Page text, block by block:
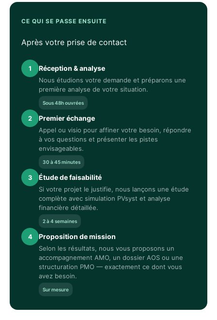
CE QUI SE PASSE ENSUITE
Après votre prise de contact
1 Réception & analyse
Nous étudions votre demande et préparons une
première analyse de votre situation.
Sous 48h ouvrées
2 Premier échange
Appel ou visio pour affiner votre besoin, répondre
à vos questions et présenter les pistes
envisageables.
30 à 45 minutes
3 Étude de faisabilité
Si votre projet le justifie, nous lançons une étude
complète avec simulation PVsyst et analyse
financière détaillée.
2 à 4 semaines
4 Proposition de mission
Selon les résultats, nous vous proposons un
accompagnement AMO, un dossier AOS ou une
structuration PMO — exactement ce dont vous
avez besoin.
Sur mesure